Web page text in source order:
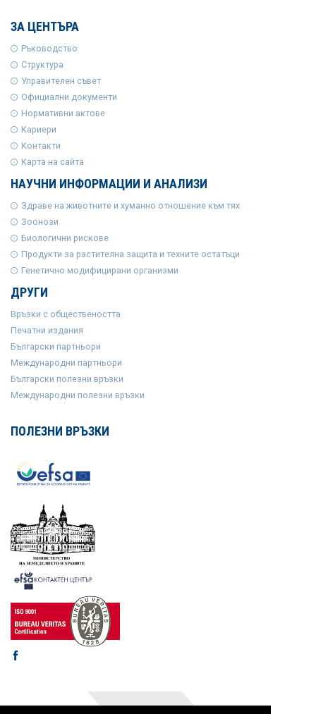
ЗА ЦЕНТЪРА
Ръководство
Структура
Управителен съвет
Официални документи
Нормативни актове
Кариери
Контакти
Карта на сайта
НАУЧНИ ИНФОРМАЦИИ И АНАЛИЗИ
Здраве на животните и хуманно отношение към тях
Зоонози
Биологични рискове
Продукти за растителна защита и техните остатъци
Генетично модифицирани организми
ДРУГИ
Връзки с обществеността
Печатни издания
Български партньори
Международни партньори
Български полезни връзки
Международни полезни връзки
ПОЛЕЗНИ ВРЪЗКИ